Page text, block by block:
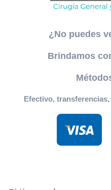
¿No puedes
Brindamos
Efectivo,